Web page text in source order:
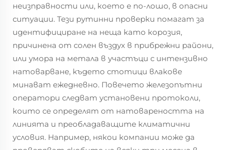
неизправности или, което е по-лошо, в опасни
ситуации. Тези рутинни проверки помагат за
идентифициране на неща като корозия,
причинена от солен въздух в прибрежни райони,
или умора на метала в участъци с интензивно
натоварване, където стотици влакове
минават ежедневно. Повечето железопътни
оператори следват установени протоколи,
които се определят от натовареността на
линията и преобладаващите климатични
условия. Например, някои компании може да